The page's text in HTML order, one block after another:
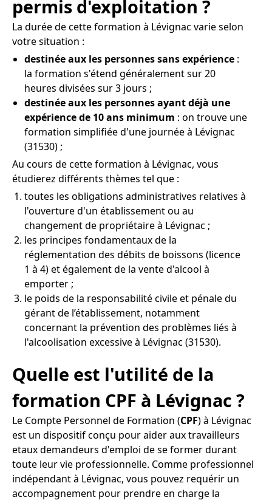
permis d'exploitation ?
La durée de cette formation à Lévignac varie selon
votre situation :
destinée aux les personnes sans expérience :
la formation s'étend généralement sur 20
heures divisées sur 3 jours ;
destinée aux les personnes ayant déjà une
expérience de 10 ans minimum : on trouve une
formation simplifiée d'une journée à Lévignac
(31530) ;
Au cours de cette formation à Lévignac, vous
étudierez différents thèmes tel que :
toutes les obligations administratives relatives à
l'ouverture d'un établissement ou au
changement de propriétaire à Lévignac ;
les principes fondamentaux de la
réglementation des débits de boissons (licence
1 à 4) et également de la vente d'alcool à
emporter ;
le poids de la responsabilité civile et pénale du
gérant de l’établissement, notamment
concernant la prévention des problèmes liés à
l'alcoolisation excessive à Lévignac (31530).
Quelle est l'utilité de la
formation CPF à Lévignac ?
Le Compte Personnel de Formation (CPF) à Lévignac
est un dispositif conçu pour aider aux travailleurs
etaux demandeurs d'emploi de se former durant
toute leur vie professionnelle. Comme professionnel
indépendant à Lévignac, vous pouvez requérir un
accompagnement pour prendre en charge la